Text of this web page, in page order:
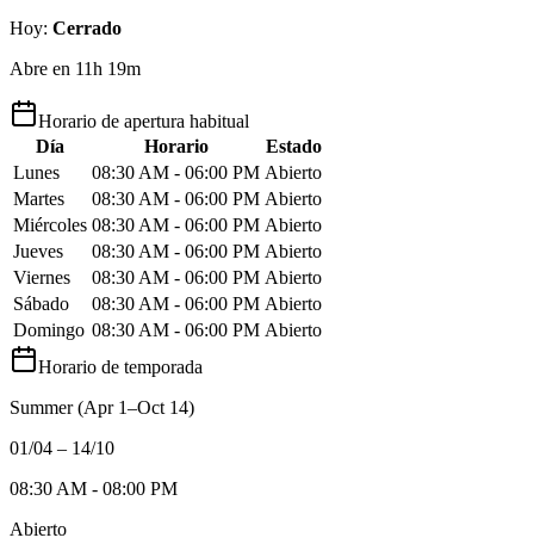
Hoy: Cerrado
Abre en 11h 19m
Horario de apertura habitual
Día
Horario
Estado
Lunes
08:30 AM - 06:00 PM Abierto
Martes
08:30 AM - 06:00 PM Abierto
Miércoles 08:30 AM - 06:00 PM Abierto
Jueves
08:30 AM - 06:00 PM Abierto
Viernes
08:30 AM - 06:00 PM Abierto
Sábado
08:30 AM - 06:00 PM Abierto
Domingo 08:30 AM - 06:00 PM Abierto
Horario de temporada
Summer (Apr 1–Oct 14)
01/04 – 14/10
08:30 AM - 08:00 PM
Abierto